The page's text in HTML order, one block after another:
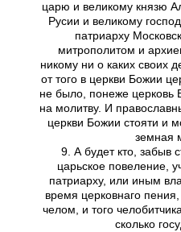
царю и великому князю
Русии и великому
патриарху
митрополитом и
никому ни о каких своих
от того в церкви Божии
не было, понеже церковь
на молитву. И
церкви Божии стояти и
земная
9. А будет кто, забыв
царьское повеление,
патриарху, или иным
время церковнаго
челом, и того
сколько